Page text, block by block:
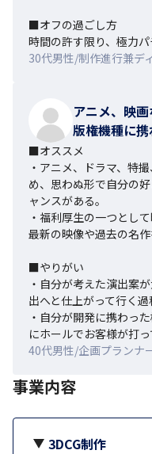
■オフの過ごし方
時間の許す限り、極力パ
30代男性/制作進行兼デ
アニメ、映
版権機種に
■オススメ
・アニメ、ドラマ、特
め、思わぬ形で自分の
ャンスがある。
・福利厚生の一つとし
最新の映像や過去の名
■やりがい
・自分が考えた演出案
出へと仕上がって行く過
・自分が開発に携わっ
にホールでお客様が打
40代男性/企画プランナ
事業内容
3DCG制作